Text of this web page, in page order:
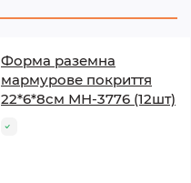
Форма раземна
мармурове покриття
22*6*8см МН-3776 (12шт)